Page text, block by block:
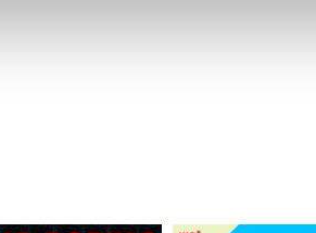
upravíte zaškrtnutím
a jejich nastavení“.